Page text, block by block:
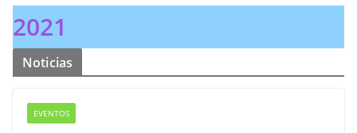
2021
Noticias
EVENTOS